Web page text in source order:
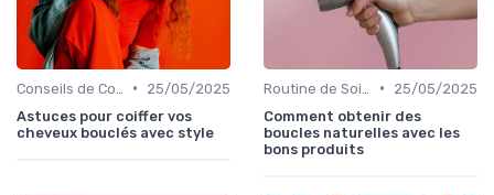
•
25/05/2025
Astuces pour coiffer vos
cheveux bouclés avec style
•
25/05/2025
Comment obtenir des
boucles naturelles avec les
bons produits